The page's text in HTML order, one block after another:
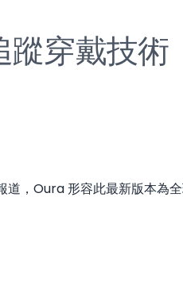
穿戴技術
，Oura 形容此最新版本為